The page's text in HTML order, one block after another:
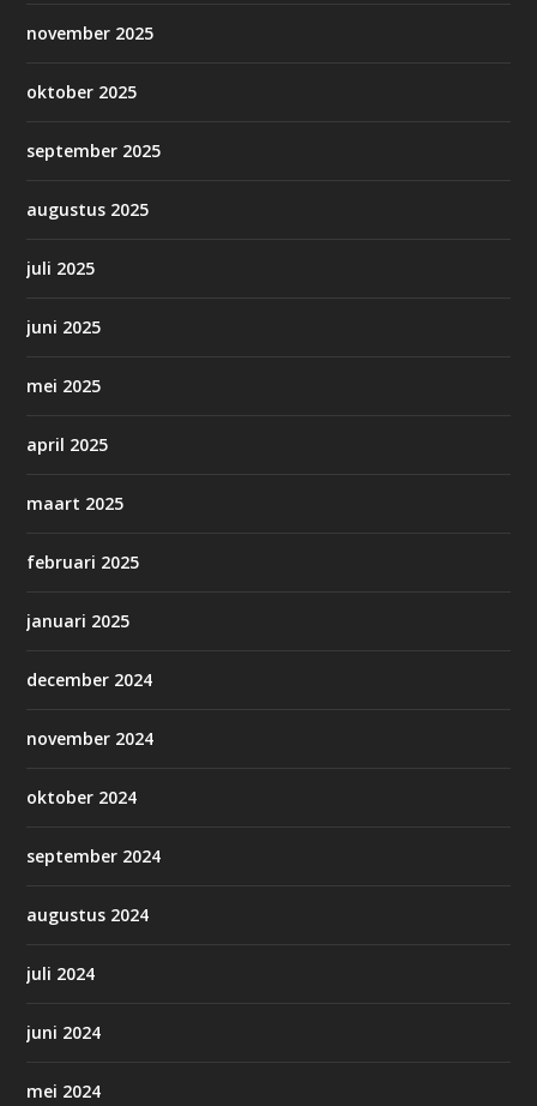
november 2025
oktober 2025
september 2025
augustus 2025
juli 2025
juni 2025
mei 2025
april 2025
maart 2025
februari 2025
januari 2025
december 2024
november 2024
oktober 2024
september 2024
augustus 2024
juli 2024
juni 2024
mei 2024